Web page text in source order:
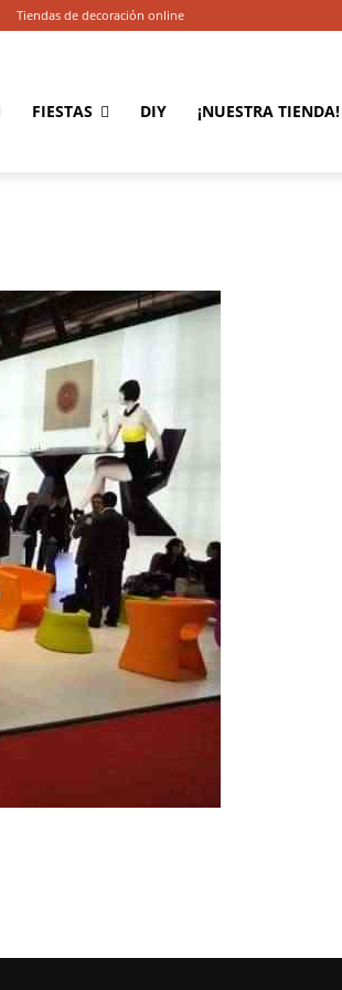
Tiendas de decoración online
FIESTAS DIY ¡NUESTRA TIENDA!